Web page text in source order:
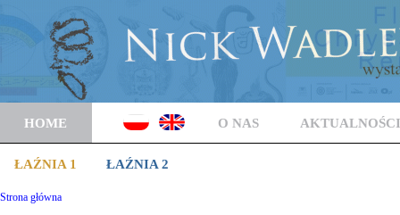
HOME O NAS AKTUALNOŚCI
Strona główna
ŁAŹNIA 1 ŁAŹNIA 2